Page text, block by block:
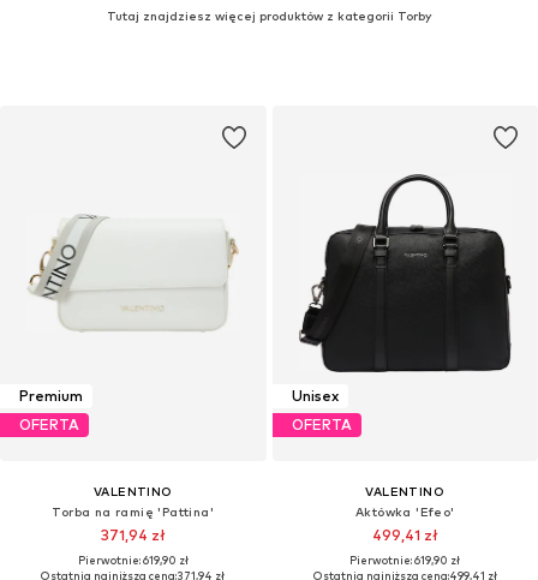
Tutaj znajdziesz więcej produktów z kategorii Torby
Premium
OFERTA
VALENTINO
Torba na ramię 'Pattina'
371,94 zł
Pierwotnie: 619,90 zł
Ostatnia najniższa cena:371,94 zł
Unisex
OFERTA
VALENTINO
Aktówka 'Efeo'
499,41 zł
Pierwotnie: 619,90 zł
Ostatnia najniższa cena:499,41 zł